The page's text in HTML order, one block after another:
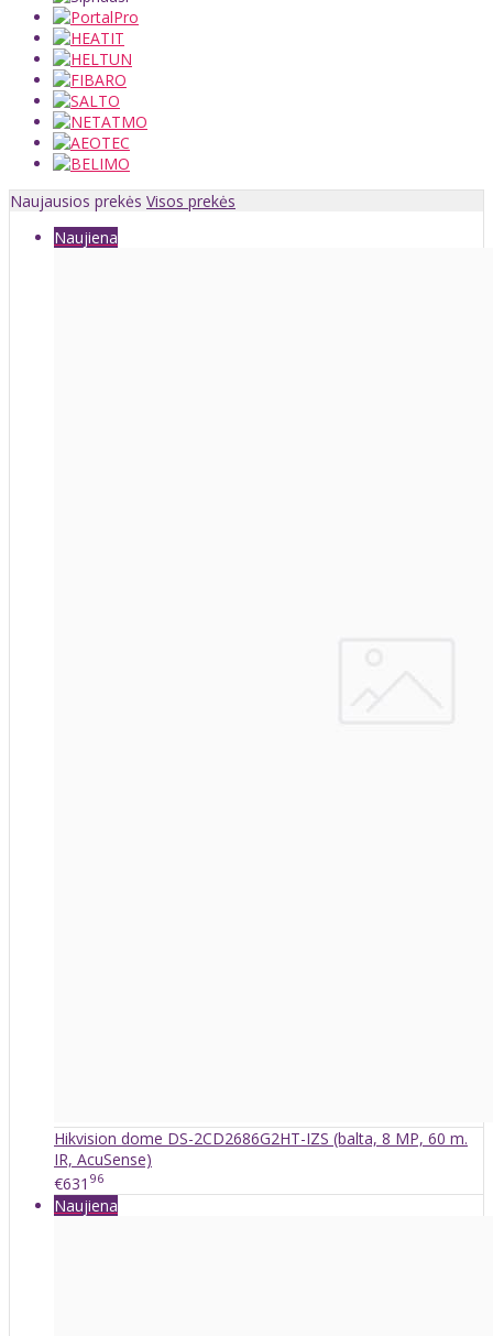
Naujausios prekės Visos prekės
Naujiena
Hikvision dome DS-2CD2686G2HT-IZS (balta, 8 MP, 60 m.
IR, AcuSense)
€631 96
Naujiena